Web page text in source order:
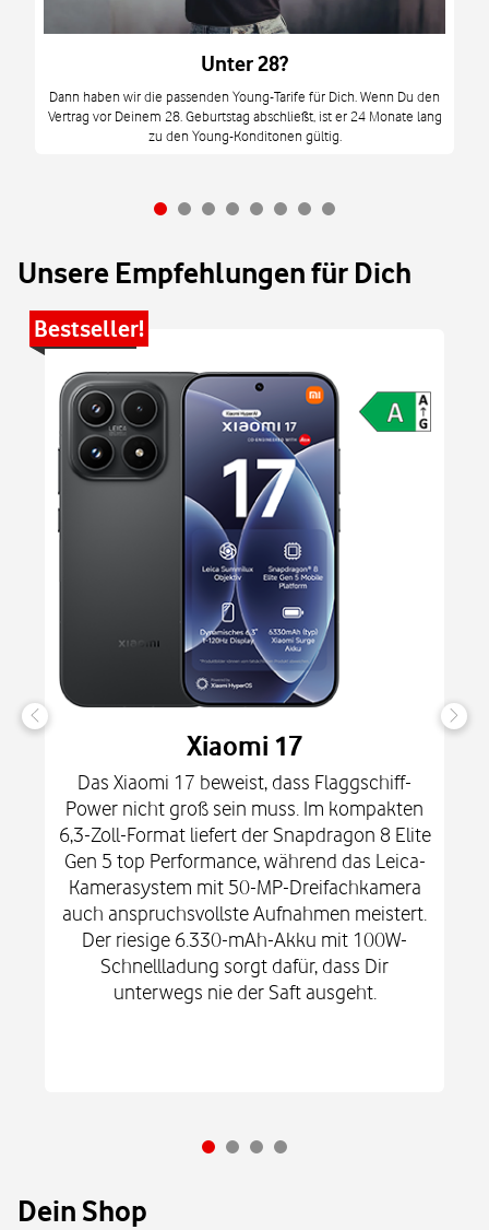
Unter 28?
Dann haben wir die passenden Young-Tarife für Dich. Wenn Du den
Vertrag vor Deinem 28. Geburtstag abschließt, ist er 24 Monate lang
zu den Young-Konditonen gültig.
Unsere Empfehlungen für Dich
Bestseller!
Xiaomi 17
Das Xiaomi 17 beweist, dass Flaggschiff-
Power nicht groß sein muss. Im kompakten
6,3-Zoll-Format liefert der Snapdragon 8 Elite
Gen 5 top Performance, während das Leica-
Kamerasystem mit 50-MP-Dreifachkamera
auch anspruchsvollste Aufnahmen meistert.
Der riesige 6.330-mAh-Akku mit 100W-
Schnellladung sorgt dafür, dass Dir
unterwegs nie der Saft ausgeht.
Dein Shop